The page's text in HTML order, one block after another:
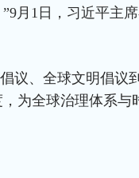
月1日，习近平主
议、全球文明倡议
为全球治理体系与